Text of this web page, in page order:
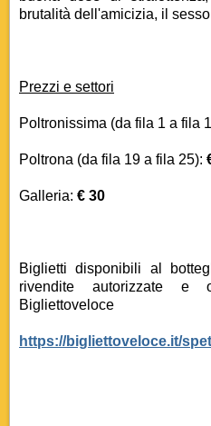
brutalità dell'amicizia, il
Prezzi e settori
Poltronissima (da fila 1 a fila
Poltrona (da fila 19 a fila 25):
Galleria: € 30
Biglietti disponibili al
rivendite autorizzate e
Bigliettoveloce
https://bigliettoveloce.it/